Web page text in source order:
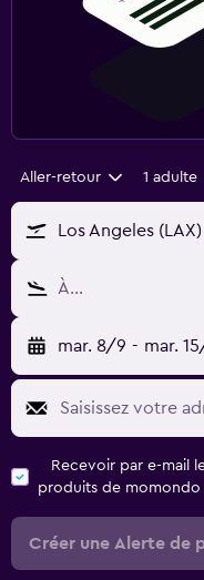
Aller-retour 1 adulte
Los Angeles (LAX)
À…
mar. 8/9 - mar.
Recevoir par e-mail
produits de momondo
Créer une Alerte de